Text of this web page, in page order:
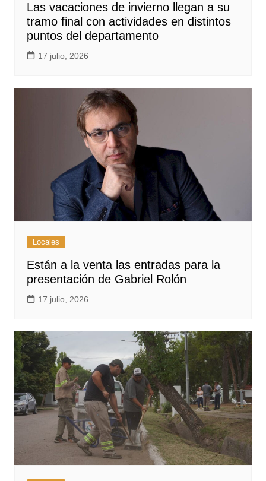
Las vacaciones de invierno llegan a su
tramo final con actividades en distintos
puntos del departamento
17 julio, 2026
Locales
Están a la venta las entradas para la
presentación de Gabriel Rolón
17 julio, 2026